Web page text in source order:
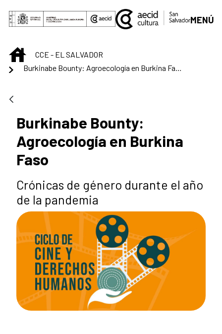
Saltar al contenido principal
MENÚ
INICIOCCE - EL SALVADOR
Burkinabe Bounty:
Agroecología en Burkina
Faso
Crónicas de género durante el año
de la pandemia